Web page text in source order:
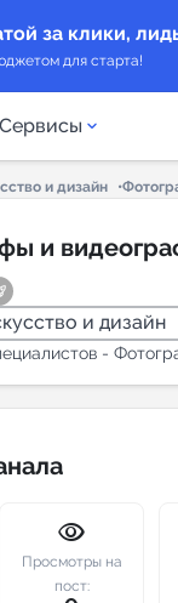
за клики,
для старта!
Сервисы
каналов в
и дизайн
и
и дизайн
-
visibility
Просмотры на
пост: